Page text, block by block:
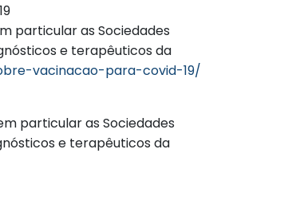
particular as Sociedades
e terapêuticos da
vacinacao-para-covid-19/
particular as Sociedades
e terapêuticos da